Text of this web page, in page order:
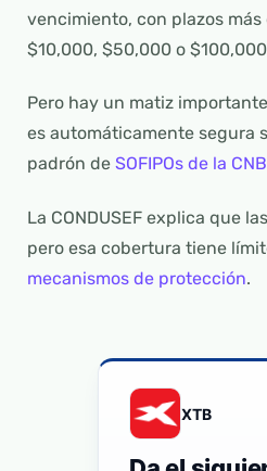
vencimiento, con plazos
$10,000, $50,000 o
Pero hay un matiz
es automáticamente segura
padrón de SOFIPOs de la
La CONDUSEF explica que
pero esa cobertura tiene
mecanismos de protección.
XTB